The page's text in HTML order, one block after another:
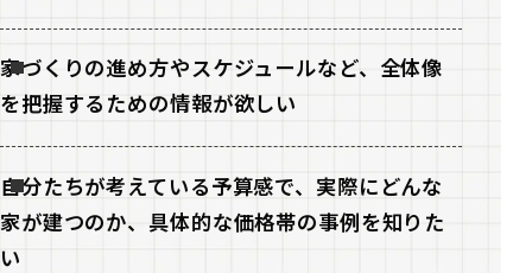
家づくりの進め方やスケジュールなど、全体像
を把握するための情報が欲しい
自分たちが考えている予算感で、実際にどんな
家が建つのか、具体的な価格帯の事例を知りた
い